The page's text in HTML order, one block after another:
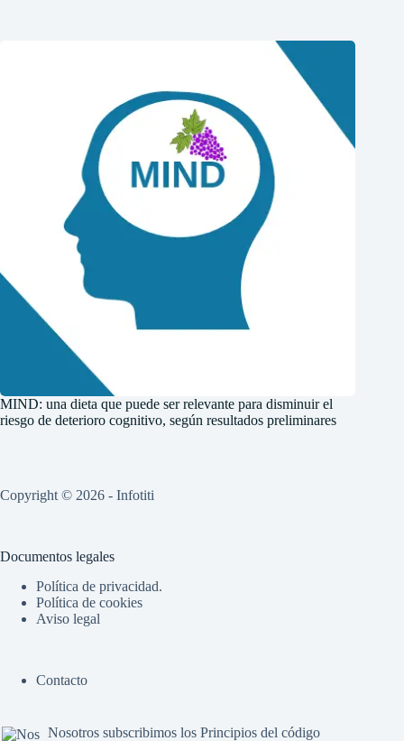
MIND: una dieta que puede ser relevante para disminuir el
riesgo de deterioro cognitivo, según resultados preliminares
Copyright © 2026 - Infotiti
Documentos legales
Política de privacidad.
Política de cookies
Aviso legal
Contacto
Nosotros subscribimos los Principios del código